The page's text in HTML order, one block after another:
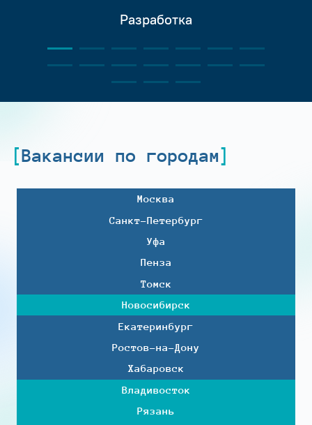
Разработка
Вакансии по городам
Москва
Санкт-Петербург
Уфа
Пенза
Томск
Новосибирск
Екатеринбург
Ростов-на-Дону
Хабаровск
Владивосток
Рязань